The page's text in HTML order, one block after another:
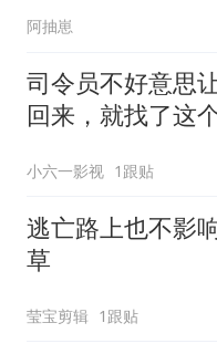
阿抽崽
司令员不好意思
回来，就找了这
小六一影视 1跟贴
逃亡路上也不影
草
莹宝剪辑 1跟贴